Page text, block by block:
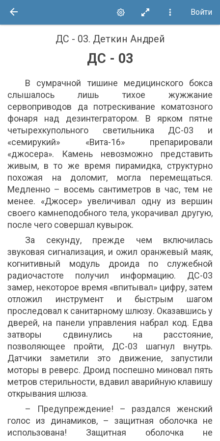
Войти
ДС - 03. Деткин Андрей
ДС - 03
В сумрачной тишине медицинского бокса
слышалось лишь тихое жужжание
сервоприводов да потрескивание коматозного
фонаря над дезинтегратором. В ярком пятне
четырехкупольного светильника ДС-03 и
«семирукий» «Вита-16» препарировали
«джосера». Камень невозможно представить
живым, в то же время пирамидка, структурно
похожая на доломит, могла перемещаться.
Медленно – восемь сантиметров в час, тем не
менее. «Джосер» увеличивал одну из вершин
своего камнеподобного тела, укорачивал другую,
после чего совершал кувырок.
За секунду, прежде чем включилась
звуковая сигнализация, и ожил оранжевый маяк,
когнитивный модуль дроида по служебной
радиочастоте получил информацию. ДС-03
замер, некоторое время «впитывал» цифру, затем
отложил инструмент и быстрым шагом
проследовал к санитарному шлюзу. Оказавшись у
дверей, на панели управления набрал код. Едва
затворы сдвинулись на расстояние,
позволяющее пройти, ДС-03 шагнул внутрь.
Датчики заметили это движение, запустили
моторы в реверс. Дроид поспешно миновал пять
метров стерильности, вдавил аварийную клавишу
открывания шлюза.
– Предупреждение! – раздался женский
голос из динамиков, – защитная оболочка не
использована! Защитная оболочка не